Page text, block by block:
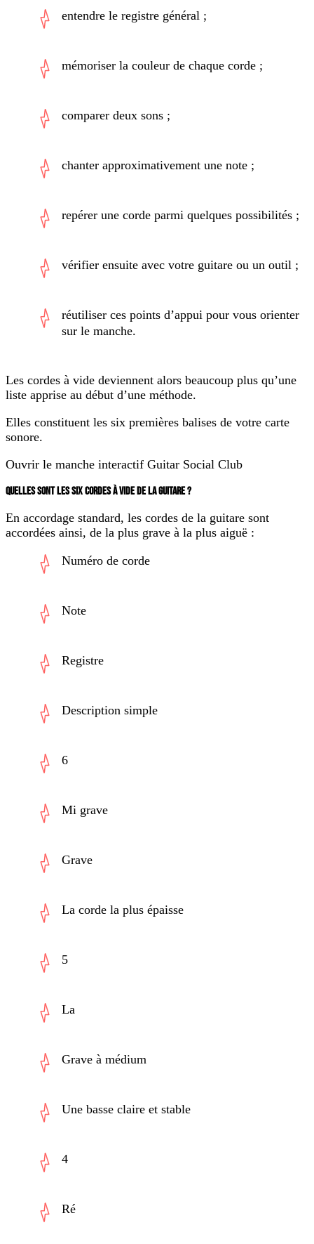
entendre le registre général ;
mémoriser la couleur de chaque corde ;
comparer deux sons ;
chanter approximativement une note ;
repérer une corde parmi quelques possibilités ;
vérifier ensuite avec votre guitare ou un outil ;
réutiliser ces points d’appui pour vous orienter
sur le manche.
Les cordes à vide deviennent alors beaucoup plus qu’une
liste apprise au début d’une méthode.
Elles constituent les six premières balises de votre carte
sonore.
Ouvrir le manche interactif Guitar Social Club
QUELLES SONT LES SIX CORDES À VIDE DE LA GUITARE ?
En accordage standard, les cordes de la guitare sont
accordées ainsi, de la plus grave à la plus aiguë :
Numéro de corde
Note
Registre
Description simple
6
Mi grave
Grave
La corde la plus épaisse
5
La
Grave à médium
Une basse claire et stable
4
Ré